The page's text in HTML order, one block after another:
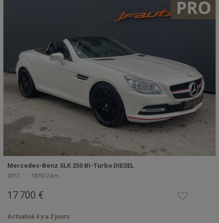
Mercedes-Benz SLK 250 BI-Turbo DIESEL
2012 187512 km
17 700 €
Actualisé il y a 2 jours